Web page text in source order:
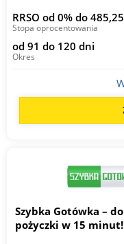
RRSO od 0% do
Stopa oprocentowania
od 91 do 120 dni
Okres
Szybka Gotówka –
pożyczki w 15 minut!